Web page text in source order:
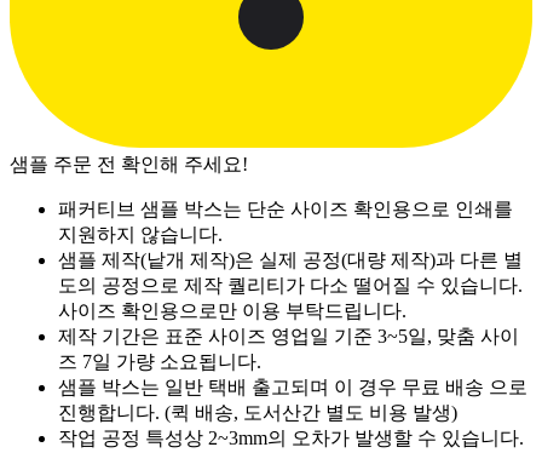
샘플 주문 전 확인해 주세요!
패커티브 샘플 박스는 단순 사이즈 확인용으로 인쇄를
지원하지 않습니다.
샘플 제작(낱개 제작)은 실제 공정(대량 제작)과 다른 별
도의 공정으로 제작 퀄리티가 다소 떨어질 수 있습니다.
사이즈 확인용으로만 이용 부탁드립니다.
제작 기간은 표준 사이즈 영업일 기준 3~5일, 맞춤 사이
즈 7일 가량 소요됩니다.
샘플 박스는 일반 택배 출고되며 이 경우 무료 배송 으로
진행합니다. (퀵 배송, 도서산간 별도 비용 발생)
작업 공정 특성상 2~3mm의 오차가 발생할 수 있습니다.